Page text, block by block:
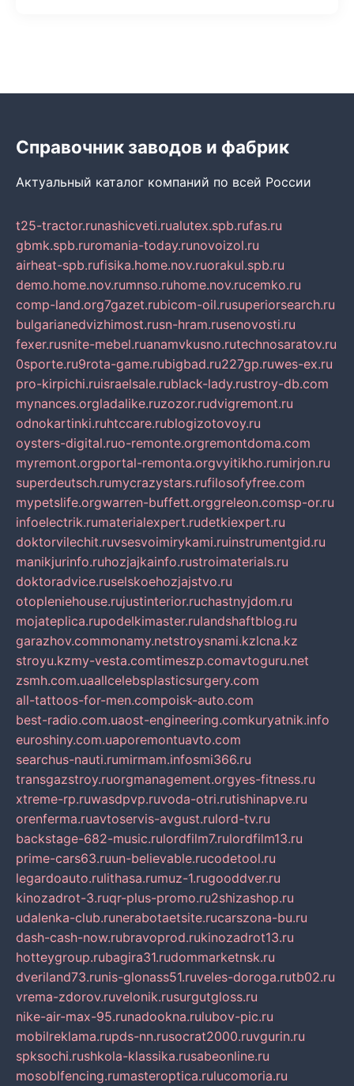
Справочник заводов и фабрик
Актуальный каталог компаний по всей России
t25-tractor.runashicveti.rualutex.spb.rufas.ru
gbmk.spb.ruromania-today.runovoizol.ru
airheat-spb.rufisika.home.nov.ruorakul.spb.ru
demo.home.nov.rumnso.ruhome.nov.rucemko.ru
comp-land.org7gazet.rubicom-oil.rusuperiorsearch.ru
bulgarianedvizhimost.rusn-hram.rusenovosti.ru
fexer.rusnite-mebel.ruanamvkusno.rutechnosaratov.ru
0sporte.ru9rota-game.rubigbad.ru227gp.ruwes-ex.ru
pro-kirpichi.ruisraelsale.rublack-lady.rustroy-db.com
mynances.orgladalike.ruzozor.rudvigremont.ru
odnokartinki.ruhtccare.rublogizotovoy.ru
oysters-digital.ruo-remonte.orgremontdoma.com
myremont.orgportal-remonta.orgvyitikho.rumirjon.ru
superdeutsch.rumycrazystars.rufilosofyfree.com
mypetslife.orgwarren-buffett.orggreleon.comsp-or.ru
infoelectrik.rumaterialexpert.rudetkiexpert.ru
doktorvilechit.ruvsesvoimirykami.ruinstrumentgid.ru
manikjurinfo.ruhozjajkainfo.rustroimaterials.ru
doktoradvice.ruselskoehozjajstvo.ru
otopleniehouse.rujustinterior.ruchastnyjdom.ru
mojateplica.rupodelkimaster.rulandshaftblog.ru
garazhov.commonamy.netstroysnami.kzlcna.kz
stroyu.kzmy-vesta.comtimeszp.comavtoguru.net
zsmh.com.uaallcelebsplasticsurgery.com
all-tattoos-for-men.compoisk-auto.com
best-radio.com.uaost-engineering.comkuryatnik.info
euroshiny.com.uaporemontuavto.com
searchus-nauti.rumirmam.infosmi366.ru
transgazstroy.ruorgmanagement.orgyes-fitness.ru
xtreme-rp.ruwasdpvp.ruvoda-otri.rutishinapve.ru
orenferma.ruavtoservis-avgust.rulord-tv.ru
backstage-682-music.rulordfilm7.rulordfilm13.ru
prime-cars63.ruun-believable.rucodetool.ru
legardoauto.rulithasa.rumuz-1.rugooddver.ru
kinozadrot-3.ruqr-plus-promo.ru2shizashop.ru
udalenka-club.runerabotaetsite.rucarszona-bu.ru
dash-cash-now.rubravoprod.rukinozadrot13.ru
hotteygroup.rubagira31.rudommarketnsk.ru
dveriland73.runis-glonass51.ruveles-doroga.rutb02.ru
vrema-zdorov.ruvelonik.rusurgutgloss.ru
nike-air-max-95.runadookna.rulubov-pic.ru
mobilreklama.rupds-nn.rusocrat2000.ruvgurin.ru
spksochi.rushkola-klassika.rusabeonline.ru
mosoblfencing.rumasteroptica.rulucomoria.ru